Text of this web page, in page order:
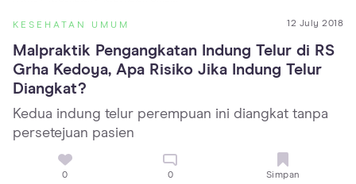
KESEHATAN UMUM 12 July 2018
Malpraktik Pengangkatan Indung Telur di RS
Grha Kedoya, Apa Risiko Jika Indung Telur
Diangkat?
Kedua indung telur perempuan ini diangkat tanpa
persetejuan pasien
0 0 Simpan